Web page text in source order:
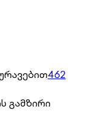
462
გამზირი